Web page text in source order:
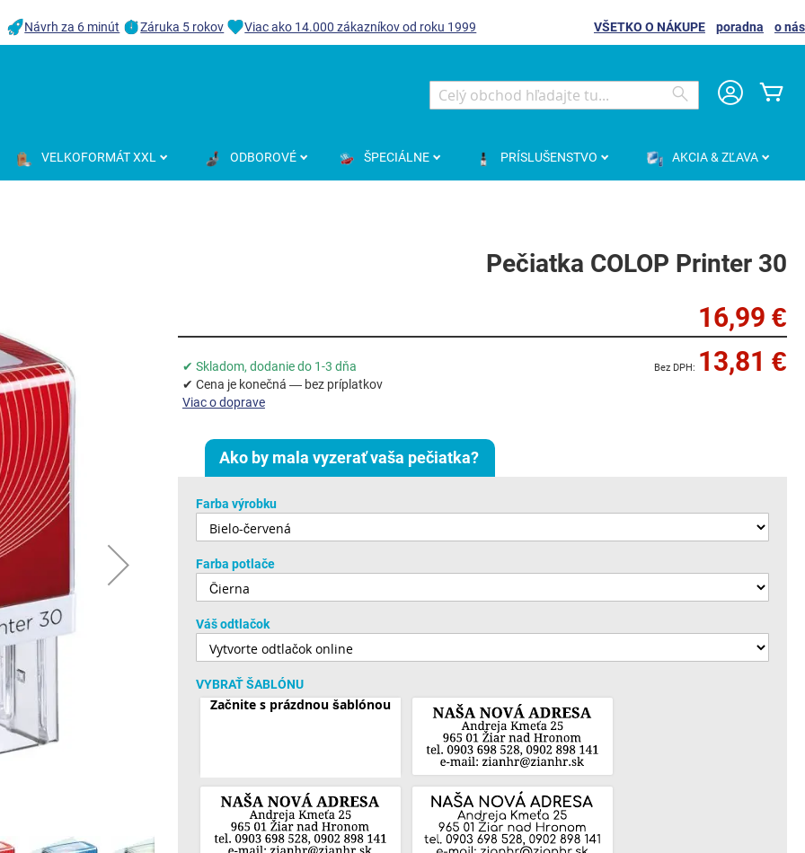
Návrh za 6 minút Záruka 5 rokov Viac ako 14.000 zákazníkov od roku 1999 VŠETKO O NÁKUPE poradna
o nás
Search
VELKOFORMÁT XXL ODBOROVÉ ŠPECIÁLNE PRÍSLUŠENSTVO AKCIA & ZĽAVA
Pečiatka COLOP Printer 30
16,99 €
13,81 €
✔ Skladom, dodanie do 1-3 dňa
✔ Cena je konečná — bez príplatkov
Viac o doprave
Ako by mala vyzerať vaša pečiatka?
Farba výrobku
Farba potlače
Váš odtlačok
VYBRAŤ ŠABLÓNU
Začnite s prázdnou šablónou